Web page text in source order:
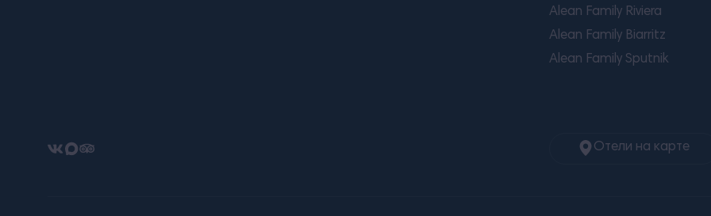
Alean Family Riviera
Alean Family Biarritz
Alean Family Sputnik
Отели на карте